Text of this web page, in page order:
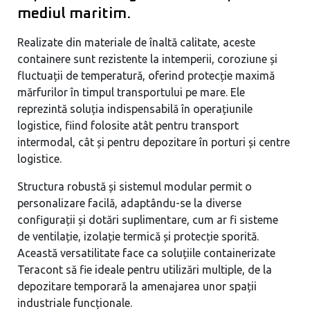
mediul maritim.
Realizate din materiale de înaltă calitate, aceste
containere sunt rezistente la intemperii, coroziune și
fluctuații de temperatură, oferind protecție maximă
mărfurilor în timpul transportului pe mare. Ele
reprezintă soluția indispensabilă în operațiunile
logistice, fiind folosite atât pentru transport
intermodal, cât și pentru depozitare în porturi și centre
logistice.
Structura robustă și sistemul modular permit o
personalizare facilă, adaptându-se la diverse
configurații și dotări suplimentare, cum ar fi sisteme
de ventilație, izolație termică și protecție sporită.
Această versatilitate face ca soluțiile containerizate
Teracont să fie ideale pentru utilizări multiple, de la
depozitare temporară la amenajarea unor spații
industriale funcționale.